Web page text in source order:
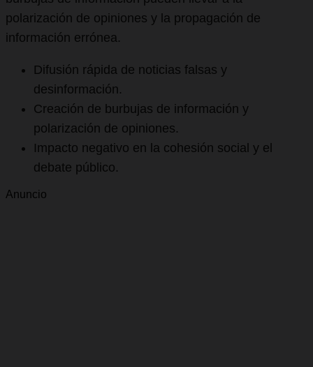
polarización de opiniones y la propagación de
información errónea.
Difusión rápida de noticias falsas y
desinformación.
Creación de burbujas de información y
polarización de opiniones.
Impacto negativo en la cohesión social y el
debate público.
Anuncio